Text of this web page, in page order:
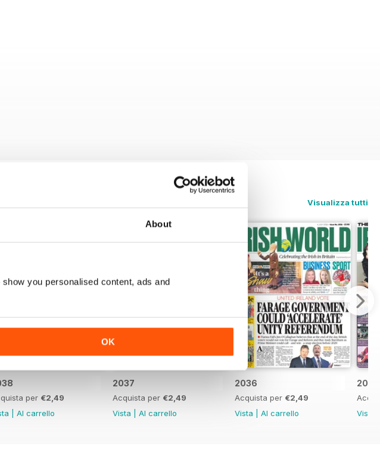
About
you personalised content, ads and
OK
Visualizza tutti
per €2,49
Al carrello
2037
Acquista per €2,49
Vista
Al carrello
2036
Acquista per €2,49
Vista
Al carrello
2035
Vista